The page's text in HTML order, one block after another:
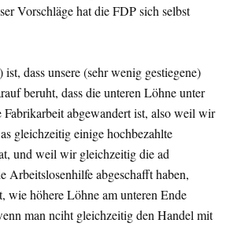
Vorschläge hat die FDP sich selbst
dass unsere (sehr wenig gestiegene)
beruht, dass die unteren Löhne unter
abgewandert ist, also weil wir
gleichzeitig einige hochbezahlte
und weil wir gleichzeitig die ad
Arbeitslosenhilfe abgeschafft haben,
wie höhere Löhne am unteren Ende
man nciht gleichzeitig den Handel mit